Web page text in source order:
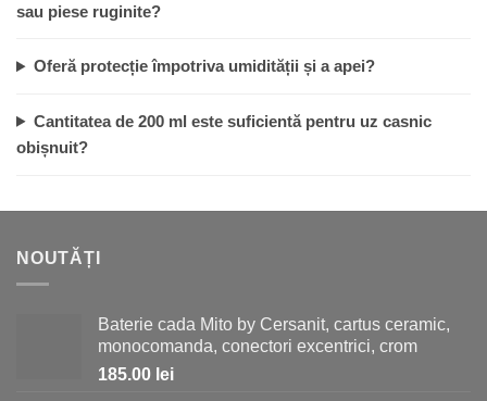
sau piese ruginite?
Oferă protecție împotriva umidității și a apei?
Cantitatea de 200 ml este suficientă pentru uz casnic
obișnuit?
NOUTĂȚI
Baterie cada Mito by Cersanit, cartus ceramic,
monocomanda, conectori excentrici, crom
185.00 lei